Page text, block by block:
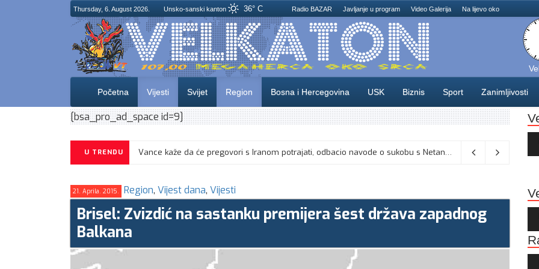
Thursday, 6. August 2026. Unsko-sanski kanton 36° C Radio BAZAR Javljanje u program Video Galerija Na lijevo oko
Početna Vijesti Svijet Region Bosna i Hercegovina USK Biznis Sport Zanimljivosti
[bsa_pro_ad_space id=9]
U TRENDU Vance kaže da će pregovori s Iranom potrajati, odbacio navode o sukobu s Netanyahuom 06/08/2026
21. Aprila. 2015. Region, Vijest dana, Vijesti
Brisel: Zvizdić na sastanku premijera šest država zapadnog
Balkana